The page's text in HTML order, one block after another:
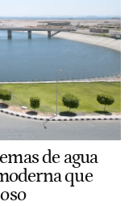
de agua
que